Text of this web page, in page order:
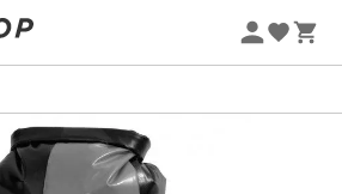
-5% EXTRA vanaf 2 producten* met